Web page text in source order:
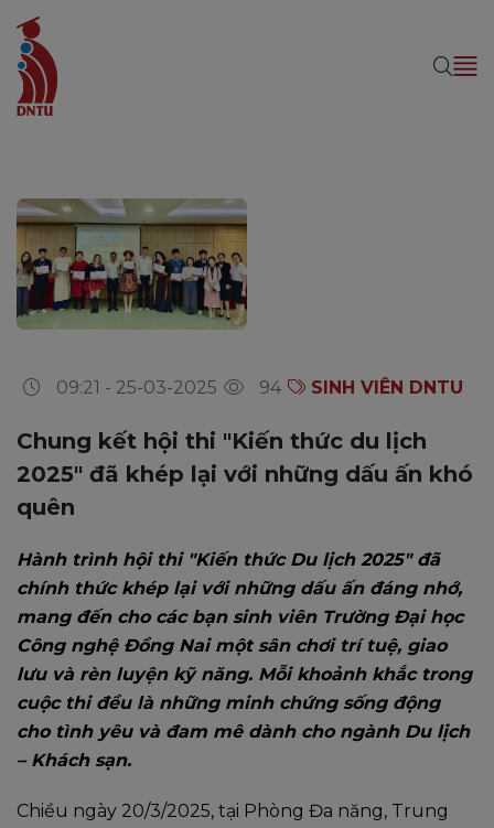
09:21 - 25-03-2025 94 SINH VIÊN DNTU
Chung kết hội thi "Kiến thức du lịch
2025" đã khép lại với những dấu ấn khó
quên
Hành trình hội thi "Kiến thức Du lịch 2025" đã
chính thức khép lại với những dấu ấn đáng nhớ,
mang đến cho các bạn sinh viên Trường Đại học
Công nghệ Đồng Nai một sân chơi trí tuệ, giao
lưu và rèn luyện kỹ năng. Mỗi khoảnh khắc trong
cuộc thi đều là những minh chứng sống động
cho tình yêu và đam mê dành cho ngành Du lịch
– Khách sạn.
Chiều ngày 20/3/2025, tại Phòng Đa năng, Trung